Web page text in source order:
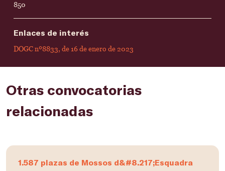
850
Enlaces de interés
DOGC nº8833, de 16 de enero de 2023
Otras convocatorias
relacionadas
1.587 plazas de Mossos d&#8.217;Esquadra